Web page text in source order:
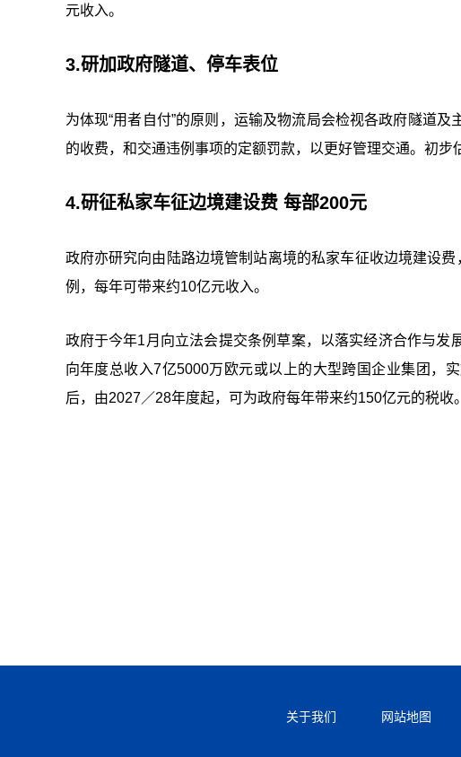
元收入。
3.研加政府隧道、停车表位
为体现“用者自付”的原则，运输及物流局会检视各政府隧道
的收费，和交通违例事项的定额罚款，以更好管理交通。初步
4.研征私家车征边境建设费 每部200元
政府亦研究向由陆路边境管制站离境的私家车征收边境建设
例，每年可带来约10亿元收入。
政府于今年1月向立法会提交条例草案，以落实经济合作与
向年度总收入7亿5000万欧元或以上的大型跨国企业集团，
后，由2027／28年度起，可为政府每年带来约150亿元的税收。
关于我们 网站地图